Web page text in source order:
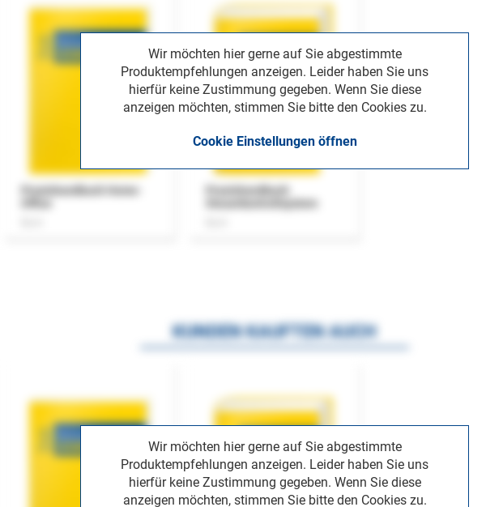
Wir möchten hier gerne auf Sie abgestimmte
Produktempfehlungen anzeigen. Leider haben Sie uns
hierfür keine Zustimmung gegeben. Wenn Sie diese
anzeigen möchten, stimmen Sie bitte den Cookies zu.
Cookie Einstellungen öffnen
Praxishandbuch Home-
Praxishandbuch
Wir möchten hier gerne auf Sie abgestimmte
Produktempfehlungen anzeigen. Leider haben Sie uns
hierfür keine Zustimmung gegeben. Wenn Sie diese
anzeigen möchten, stimmen Sie bitte den Cookies zu.
KUNDEN KAUFTEN AUCH